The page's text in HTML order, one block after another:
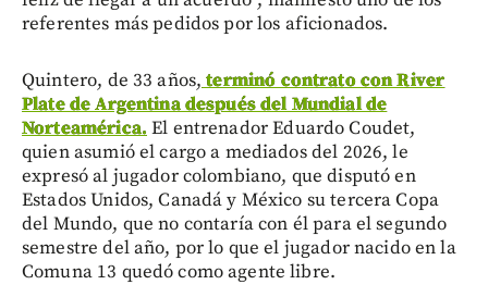
referentes más pedidos por los aficionados.
Quintero, de 33 años, terminó contrato con River
Plate de Argentina después del Mundial de
Norteamérica. El entrenador Eduardo Coudet,
quien asumió el cargo a mediados del 2026, le
expresó al jugador colombiano, que disputó en
Estados Unidos, Canadá y México su tercera Copa
del Mundo, que no contaría con él para el segundo
semestre del año, por lo que el jugador nacido en la
Comuna 13 quedó como agente libre.